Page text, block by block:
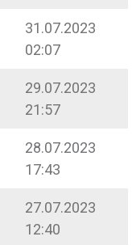
31.07.2023
02:07
29.07.2023
21:57
28.07.2023
17:43
27.07.2023
12:40